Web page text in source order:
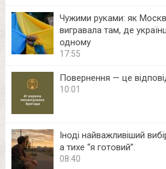
Чужими руками: як
вигравала там, де
одному
17:55
Повернення — це
10:01
Іноді найважливіший
а тихе “я готовий”.
08:40